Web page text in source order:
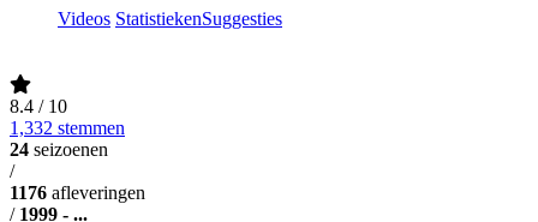
Videos StatistiekenSuggesties
8.4 / 10
1,332 stemmen
24 seizoenen
/
1176 afleveringen
/ 1999 - ...